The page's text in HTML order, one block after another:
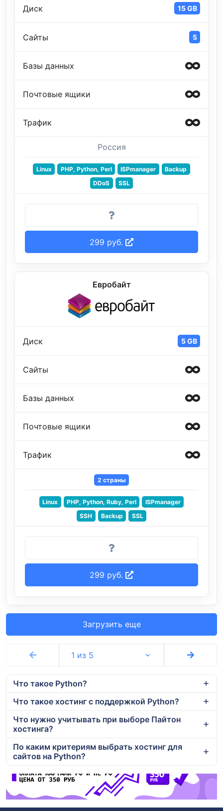
Диск 15 GB
Сайты 5
Базы данных
Почтовые ящики
Трафик
Россия
Linux PHP, Python, Perl ISPmanager
Backup
DDoS
SSL
299 руб.
Евробайт
Диск 5 GB
Сайты
Базы данных
Почтовые ящики
Трафик
2 страны
Linux PHP, Python, Ruby, Perl
ISPmanager
SSH
Backup SSL
299 руб.
Загрузить еще
1 из 5
Что такое Python?
Что такое хостинг с поддержкой Python?
Что нужно учитывать при выборе Пайтон
хостинга?
По каким критериям выбрать хостинг для
сайтов на Python?